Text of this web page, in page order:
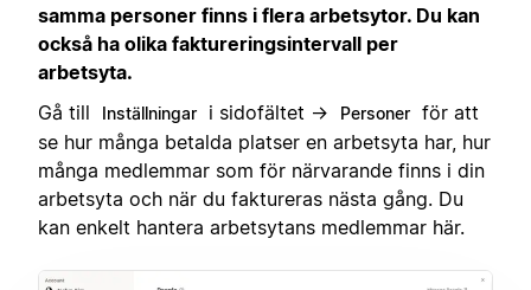
samma personer finns i flera arbetsytor. Du kan
också ha olika faktureringsintervall per
arbetsyta.
Gå till
Inställningar i sidofältet → Personer för att
se hur många betalda platser en arbetsyta har, hur
många medlemmar som för närvarande finns i din
arbetsyta och när du faktureras nästa gång. Du
kan enkelt hantera arbetsytans medlemmar här.